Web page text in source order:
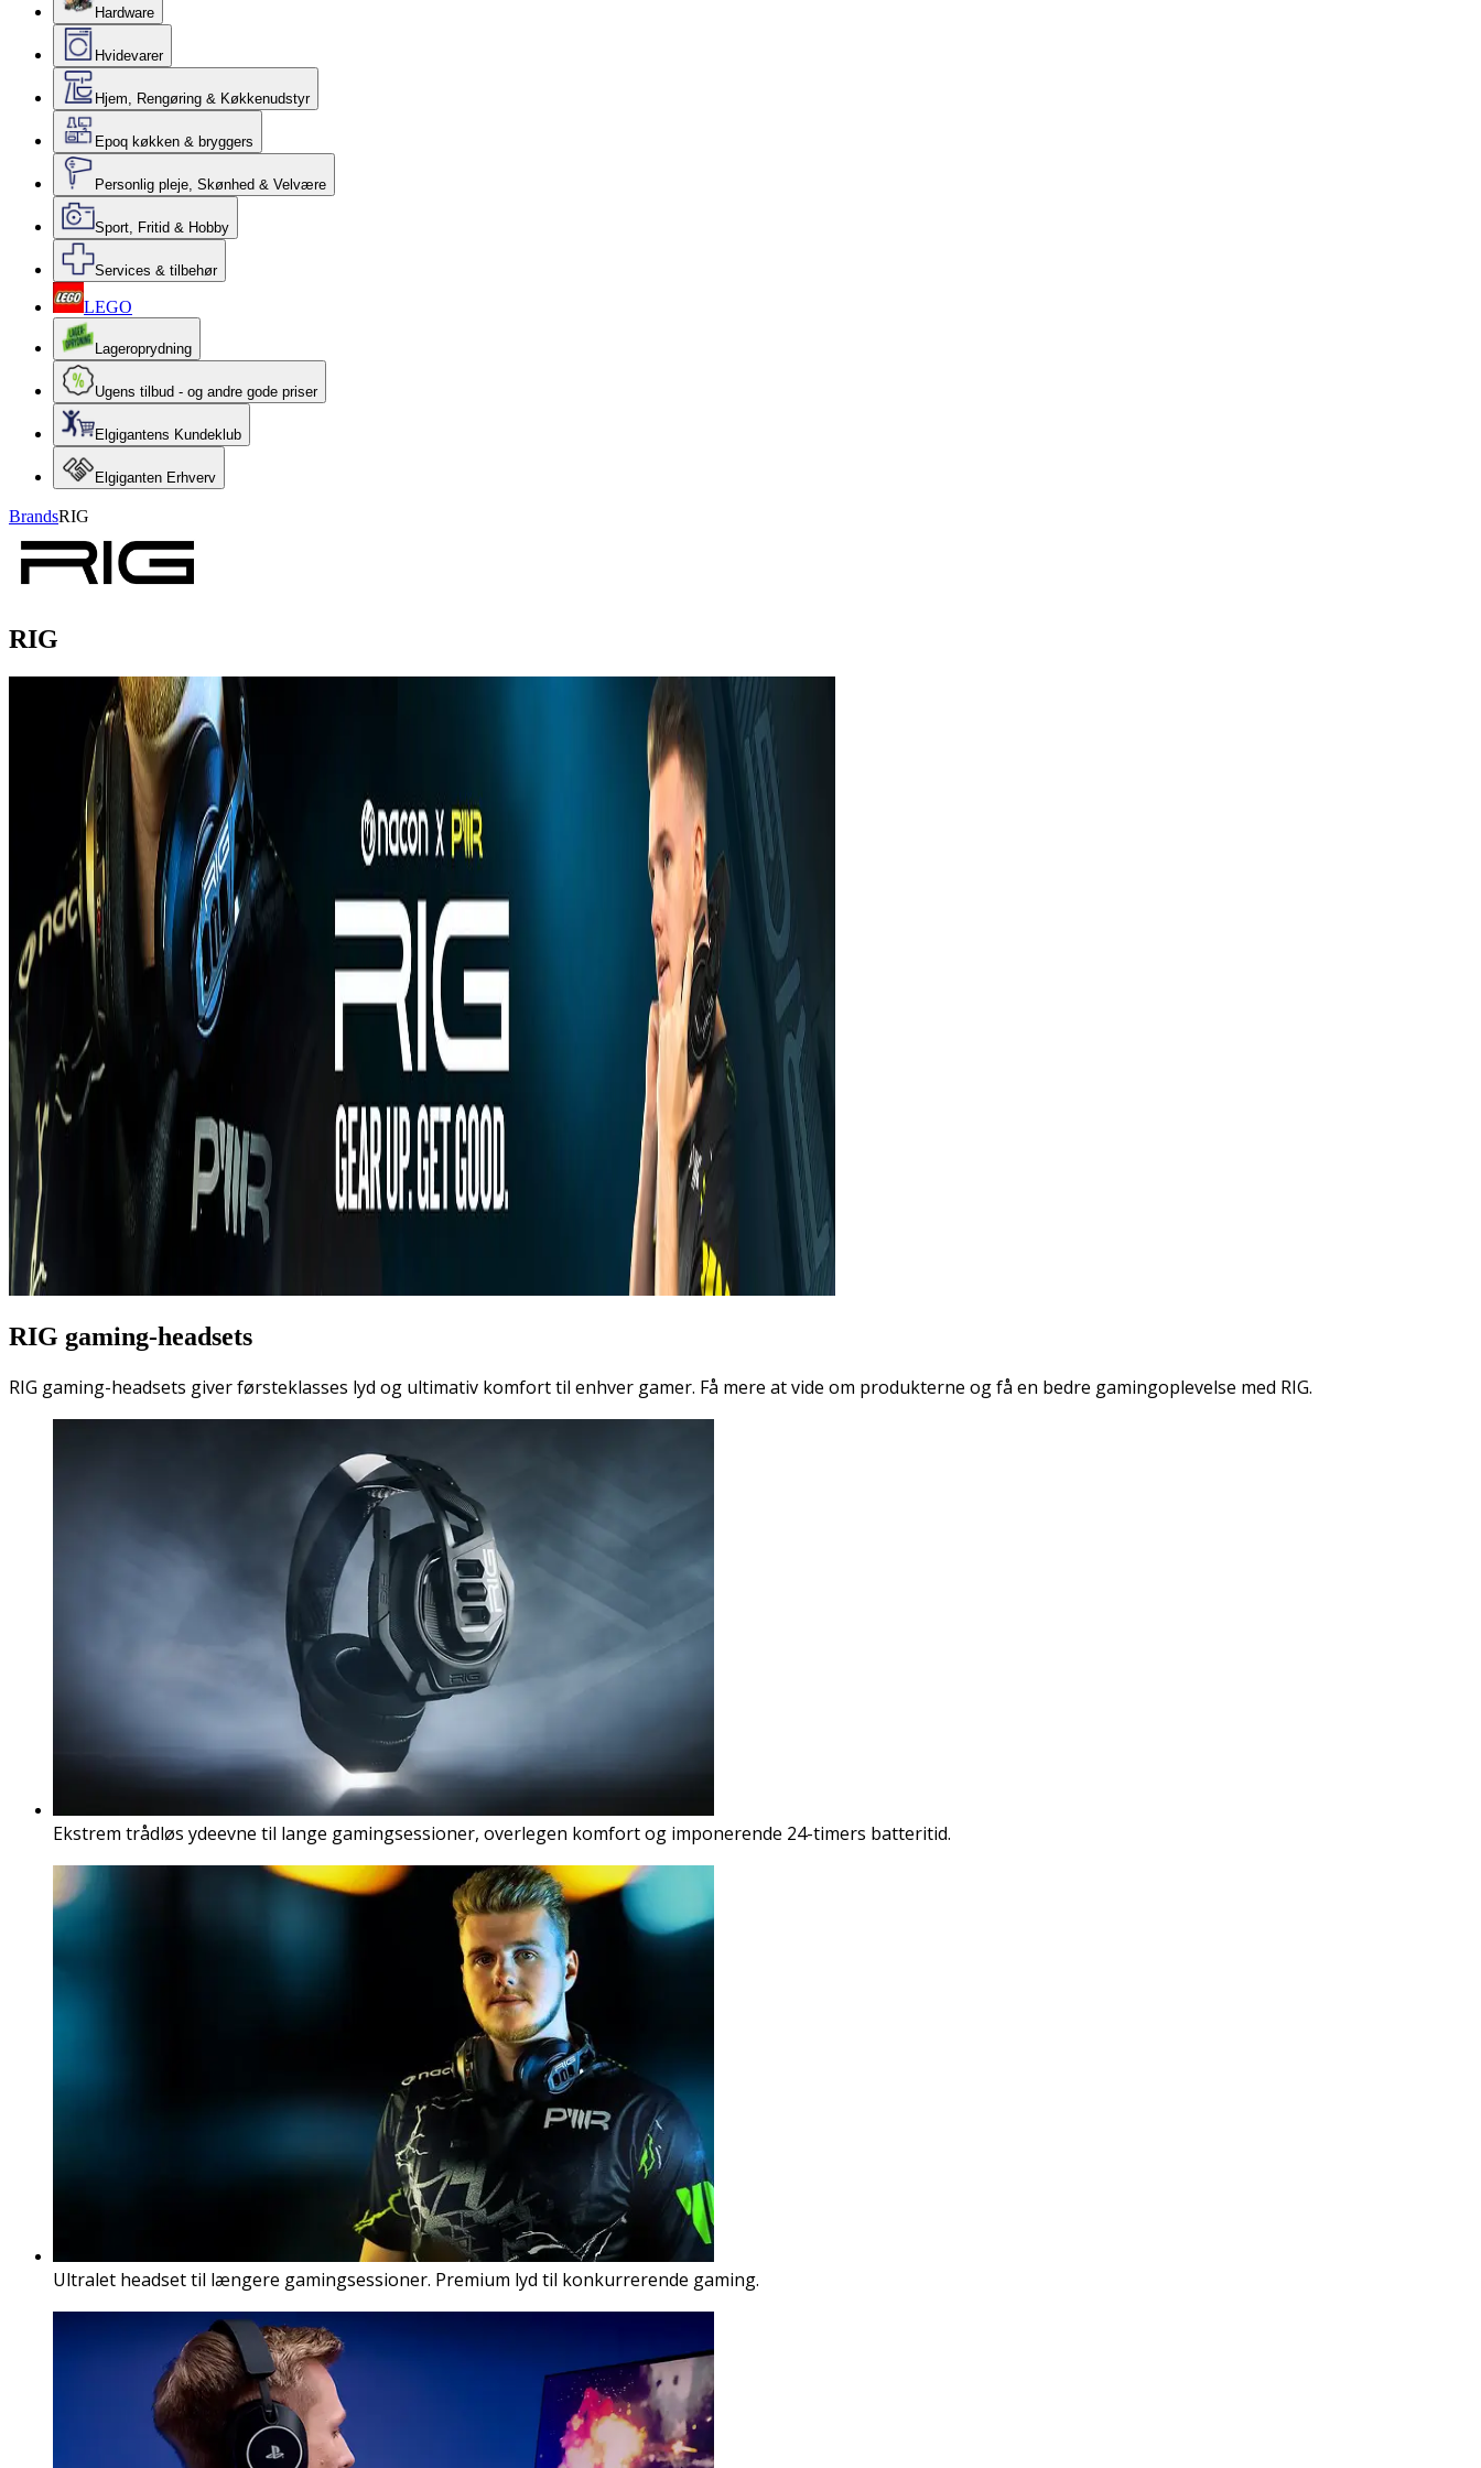
Hardware
Hvidevarer
Hjem, Rengøring & Køkkenudstyr
Epoq køkken & bryggers
Personlig pleje, Skønhed & Velvære
Sport, Fritid & Hobby
Services & tilbehør
LEGO
Lageroprydning
Ugens tilbud - og andre gode priser
Elgigantens Kundeklub
Elgiganten Erhverv
BrandsRIG
RIG
RIG gaming-headsets
RIG gaming-headsets giver førsteklasses lyd og ultimativ komfort til enhver gamer. Få mere at vide om produkterne og få en bedre gamingoplevelse med RIG.
Ekstrem trådløs ydeevne til lange gamingsessioner, overlegen komfort og imponerende 24-timers batteritid.
Ultralet headset til længere gamingsessioner. Premium lyd til konkurrerende gaming.